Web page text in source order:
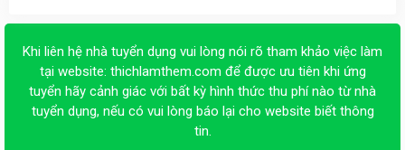
Khi liên hệ nhà tuyển dụng vui lòng nói rõ tham khảo việc làm
tại website: thichlamthem.com để được ưu tiên khi ứng
tuyển hãy cảnh giác với bất kỳ hình thức thu phí nào từ nhà
tuyển dụng, nếu có vui lòng báo lại cho website biết thông
tin.